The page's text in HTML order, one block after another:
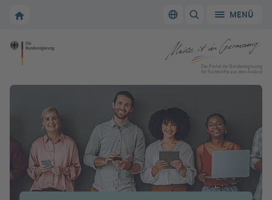
Zur Startseite von Make it in Germany Sprache wechseln
SUCHE ANZEIGEN/
MENÜ
Zur Startseite von Make it in GermanyDas Portal der Bundesregierung
für Fachkräfte aus dem Ausland